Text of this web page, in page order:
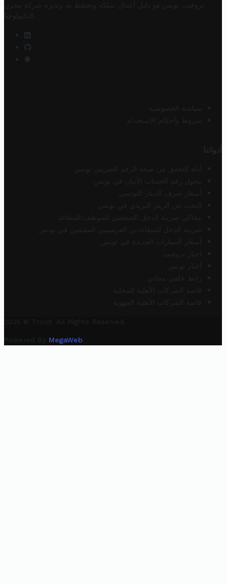
تروفيت تونس هو دليل أعمال تملكه وتحتفظ به وتديره
شركة مخزن
التكنولوجيا
سياسة الخصوصية
شروط وأحكام الاستخدام
أدواتنا
أداة التحقق من صحة الرقم الضريبي تونس
محول رقم الحساب الآيبان في تونس
أسعار صرف الدينار التونسي
البحث عن الرمز البريدي في تونس
محاكي ضريبة الدخل الشخصي للموظف/المتقاعد
ضريبة الدخل للمتقاعدين الفرنسيين المقيمين في تونس
أسعار السيارات الجديدة في تونس
أخبار تروفيت
أخبار تونس
رابط خلفي مجاني
قائمة الشركات الأهلية المحلية
قائمة الشركات الأهلية الجهوية
2025 © Trovit. All Rights Reserved.
Powered By MegaWeb